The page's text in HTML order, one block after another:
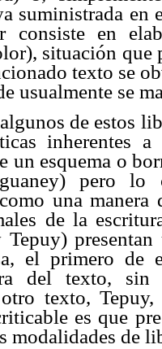
suministrada en
consiste en
situación que
texto se
usualmente se
de estos
inherentes
un esquema o
pero lo
una
de la
Tepuy)
el primero
del texto,
texto, Tepuy,
es que
modalidades de